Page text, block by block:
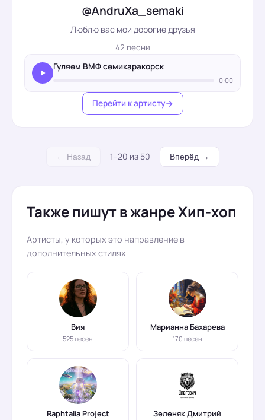
@AndruXa_semaki
Люблю вас мои дорогие друзья
42 песни
Гуляем ВМФ семикаракорск
0:00
Перейти к артисту
← Назад 1–20 из 50 Вперёд →
Также пишут в жанре Хип-хоп
Артисты, у которых это направление в
дополнительных стилях
Вия
525 песен
Марианна Бахарева
170 песен
Raphtalia Project Зеленяк Дмитрий